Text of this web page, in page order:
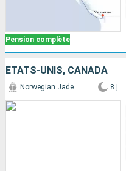
Pension complète
ÉTATS-UNIS, CANADA
Norwegian Jade 8 j